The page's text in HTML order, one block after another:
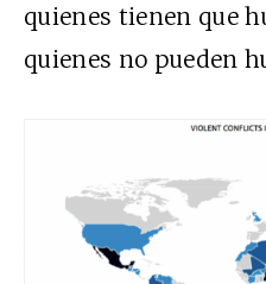
quienes tienen que
quienes no pueden